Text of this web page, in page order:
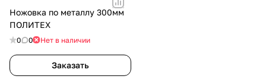
Ножовка по металлу 300мм
ПОЛИТЕХ
0 0 Нет в наличии
Заказать